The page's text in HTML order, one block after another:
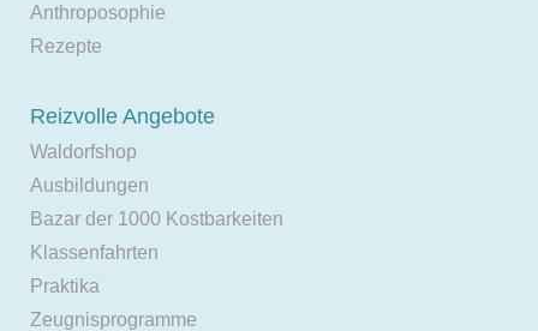
Anthroposophie
Rezepte
Reizvolle Angebote
Waldorfshop
Ausbildungen
Bazar der 1000 Kostbarkeiten
Klassenfahrten
Praktika
Zeugnisprogramme